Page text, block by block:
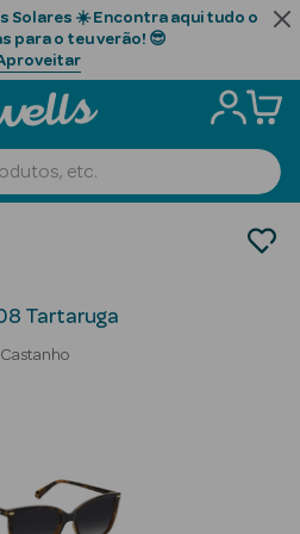
Solares ☀️ Encontra aqui tudo o
para o teu verão! 😎
Tartaruga